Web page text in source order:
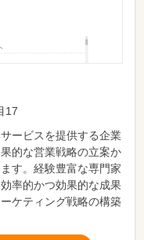
17
ービスを提供する企業
的な営業戦略の立案か
す。経験豊富な専門家
率的かつ効果的な成果
ケティング戦略の構築